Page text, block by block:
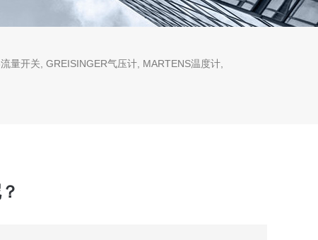
量开关, GREISINGER气压计, MARTENS温度计,